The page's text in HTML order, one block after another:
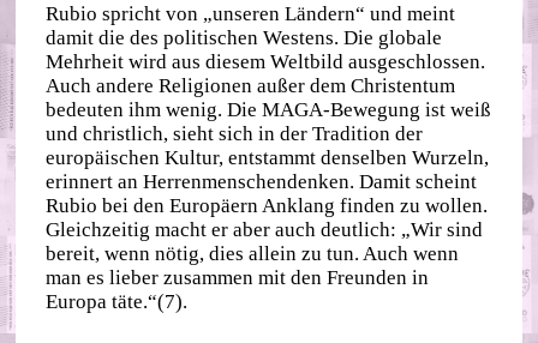
Rubio spricht von „unseren Ländern“ und meint
damit die des politischen Westens. Die globale
Mehrheit wird aus diesem Weltbild ausgeschlossen.
Auch andere Religionen außer dem Christentum
bedeuten ihm wenig. Die MAGA-Bewegung ist weiß
und christlich, sieht sich in der Tradition der
europäischen Kultur, entstammt denselben Wurzeln,
erinnert an Herrenmenschendenken. Damit scheint
Rubio bei den Europäern Anklang finden zu wollen.
Gleichzeitig macht er aber auch deutlich: „Wir sind
bereit, wenn nötig, dies allein zu tun. Auch wenn
man es lieber zusammen mit den Freunden in
Europa täte.“(7).